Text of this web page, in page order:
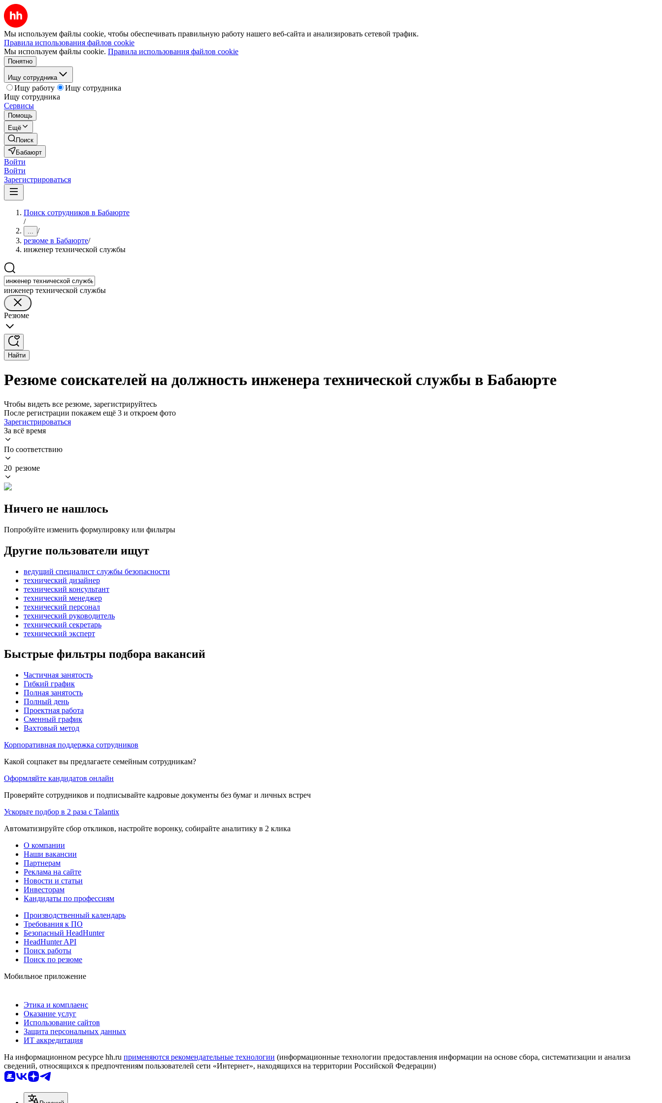
Мы используем файлы cookie, чтобы обеспечивать правильную работу нашего веб-сайта и анализировать сетевой трафик.
Правила использования файлов cookie
Мы используем файлы cookie. Правила использования файлов cookie
Понятно
Ищу сотрудника
Ищу работу
Ищу сотрудника
Ищу сотрудника
Сервисы
Помощь
Ещё
Поиск
Бабаюрт
Войти
Войти
Зарегистрироваться
Поиск сотрудников в Бабаюрте
/
... /
резюме в Бабаюрте/
инженер технической службы
инженер технической службы
Резюме
Найти
Резюме соискателей на должность инженера технической службы в Бабаюрте
Чтобы видеть все резюме, зарегистрируйтесь
После регистрации покажем ещё 3 и откроем фото
Зарегистрироваться
За всё время
По соответствию
20 резюме
Ничего не нашлось
Попробуйте изменить формулировку или фильтры
Другие пользователи ищут
ведущий специалист службы безопасности
технический дизайнер
технический консультант
технический менеджер
технический персонал
технический руководитель
технический секретарь
технический эксперт
Быстрые фильтры подбора вакансий
Частичная занятость
Гибкий график
Полная занятость
Полный день
Проектная работа
Сменный график
Вахтовый метод
Корпоративная поддержка сотрудников
Какой соцпакет вы предлагаете семейным сотрудникам?
Оформляйте кандидатов онлайн
Проверяйте сотрудников и подписывайте кадровые документы без бумаг и личных встреч
Ускорьте подбор в 2 раза с Talantix
Автоматизируйте сбор откликов, настройте воронку, собирайте аналитику в 2 клика
О компании
Наши вакансии
Партнерам
Реклама на сайте
Новости и статьи
Инвесторам
Кандидаты по профессиям
Производственный календарь
Требования к ПО
Безопасный HeadHunter
HeadHunter API
Поиск работы
Поиск по резюме
Мобильное приложение
Этика и комплаенс
Оказание услуг
Использование сайтов
Защита персональных данных
ИТ аккредитация
На информационном ресурсе hh.ru применяются рекомендательные технологии (информационные технологии предоставления информации на основе сбора, систематизации и анализа
сведений, относящихся к предпочтениям пользователей сети «Интернет», находящихся на территории Российской Федерации)